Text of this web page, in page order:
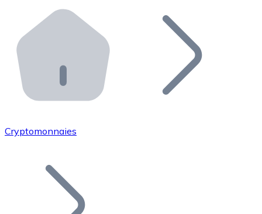
Distributeurs automatiques Bitnovo
Intégrez un ATM Bitnovo dans votre entreprise et
API Bitnovo
Intégrez notre API dans votre écosystème.
Rejoignez notre réseau de distributeurs et
Ajoutez le token de votre projet à notre service
Cryptomonnaies